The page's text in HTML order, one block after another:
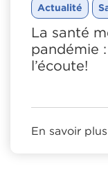
Actualité
La santé
pandémie
l’écoute!
En savoir plus